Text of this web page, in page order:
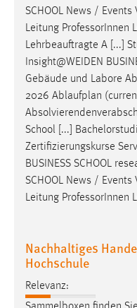
SCHOOL News /
Leitung ProfessorInnen
Lehrbeauftragte A [...]
Insight@WEIDEN
Gebäude und Labore
2026 Ablaufplan
School [...]
Zertifizierungskurse
BUSINESS SCHOOL
SCHOOL News /
Leitung ProfessorInnen
Nachhaltiges
Hochschule
Relevanz:
Sammelboxen finden
Zweck:
Wird benötigt um die
Cookie Laufzeit:
5e9dbeb1811c0446
Jahre, MIBEW_UserID
Login
Name:
fe_user, be_user,
einloggen zu können.
Cookie Laufzeit:
24 Stunden